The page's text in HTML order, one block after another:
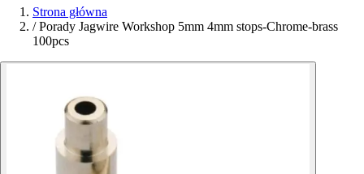
Strona główna
/ Porady Jagwire Workshop 5mm 4mm stops-Chrome-brass
100pcs